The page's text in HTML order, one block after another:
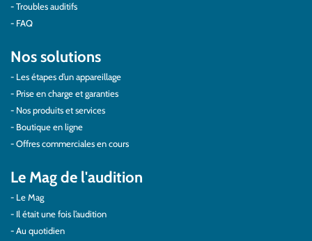
Troubles auditifs
FAQ
Nos solutions
Les étapes d’un appareillage
Prise en charge et garanties
Nos produits et services
Boutique en ligne
Offres commerciales en cours
Le Mag de l'audition
Le Mag
Il était une fois l’audition
Au quotidien